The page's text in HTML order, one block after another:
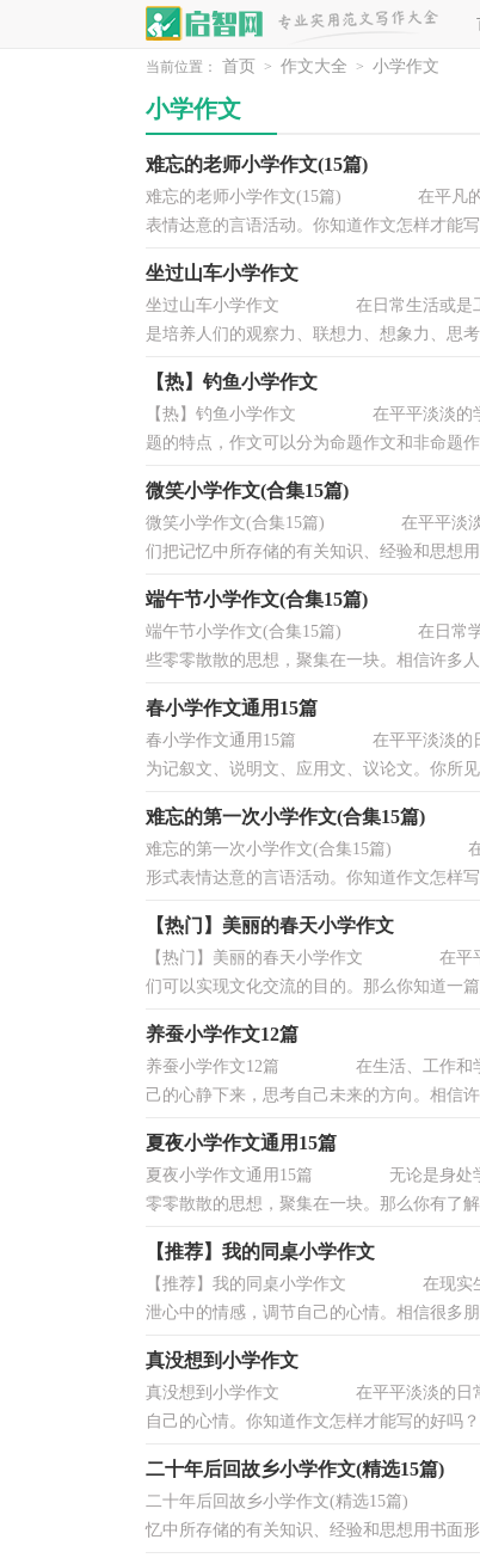
当前位置： 首页 > 作文大全 > 小学作文
小学作文
难忘的老师小学作文(15篇)
难忘的老师小学作文(15篇) 在平凡的学
表情达意的言语活动。你知道作文怎样才能
坐过山车小学作文
坐过山车小学作文 在日常生活或是工作
是培养人们的观察力、联想力、想象力、思
【热】钓鱼小学作文
【热】钓鱼小学作文 在平平淡淡的学习
题的特点，作文可以分为命题作文和非命题
微笑小学作文(合集15篇)
微笑小学作文(合集15篇) 在平平淡淡的
们把记忆中所存储的有关知识、经验和思想
端午节小学作文(合集15篇)
端午节小学作文(合集15篇) 在日常学习
些零零散散的思想，聚集在一块。相信许多
春小学作文通用15篇
春小学作文通用15篇 在平平淡淡的日常
为记叙文、说明文、应用文、议论文。你所
难忘的第一次小学作文(合集15篇)
难忘的第一次小学作文(合集15篇) 在现
形式表情达意的言语活动。你知道作文怎样
【热门】美丽的春天小学作文
【热门】美丽的春天小学作文 在平平淡
们可以实现文化交流的目的。那么你知道一
养蚕小学作文12篇
养蚕小学作文12篇 在生活、工作和学习
己的心静下来，思考自己未来的方向。相信
夏夜小学作文通用15篇
夏夜小学作文通用15篇 无论是身处学校
零零散散的思想，聚集在一块。那么你有了
【推荐】我的同桌小学作文
【推荐】我的同桌小学作文 在现实生活
泄心中的情感，调节自己的心情。相信很多
真没想到小学作文
真没想到小学作文 在平平淡淡的日常中
自己的心情。你知道作文怎样才能写的好吗
二十年后回故乡小学作文(精选15篇)
二十年后回故乡小学作文(精选15篇) 无
忆中所存储的有关知识、经验和思想用书面